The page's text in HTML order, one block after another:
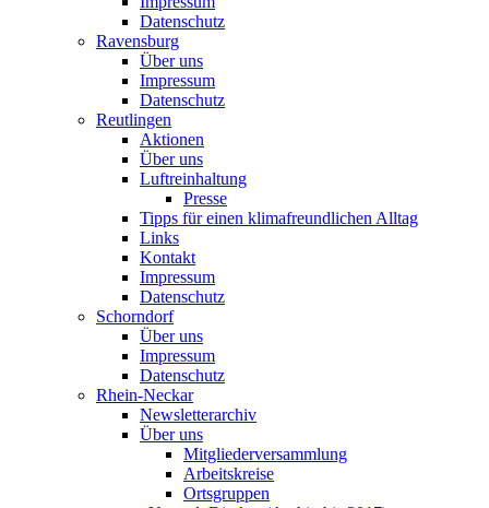
Datenschutz
Ravensburg
Über uns
Impressum
Datenschutz
Reutlingen
Aktionen
Über uns
Luftreinhaltung
Presse
Tipps für einen klimafreundlichen Alltag
Links
Kontakt
Impressum
Datenschutz
Schorndorf
Über uns
Impressum
Datenschutz
Rhein-Neckar
Newsletterarchiv
Über uns
Mitgliederversammlung
Arbeitskreise
Ortsgruppen